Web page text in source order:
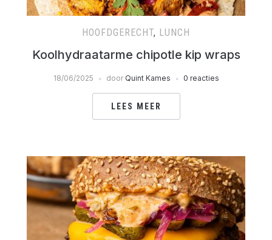
HOOFDGERECHT, LUNCH
Koolhydraatarme chipotle kip wraps
18/06/2025 door Quint Kames 0 reacties
LEES MEER